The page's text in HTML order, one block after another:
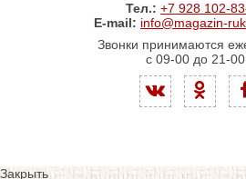
Тел.: +7 928 102-
E-mail: info@magazin-
Звонки принимаются
с 09-00 до 21-00
Закрыть